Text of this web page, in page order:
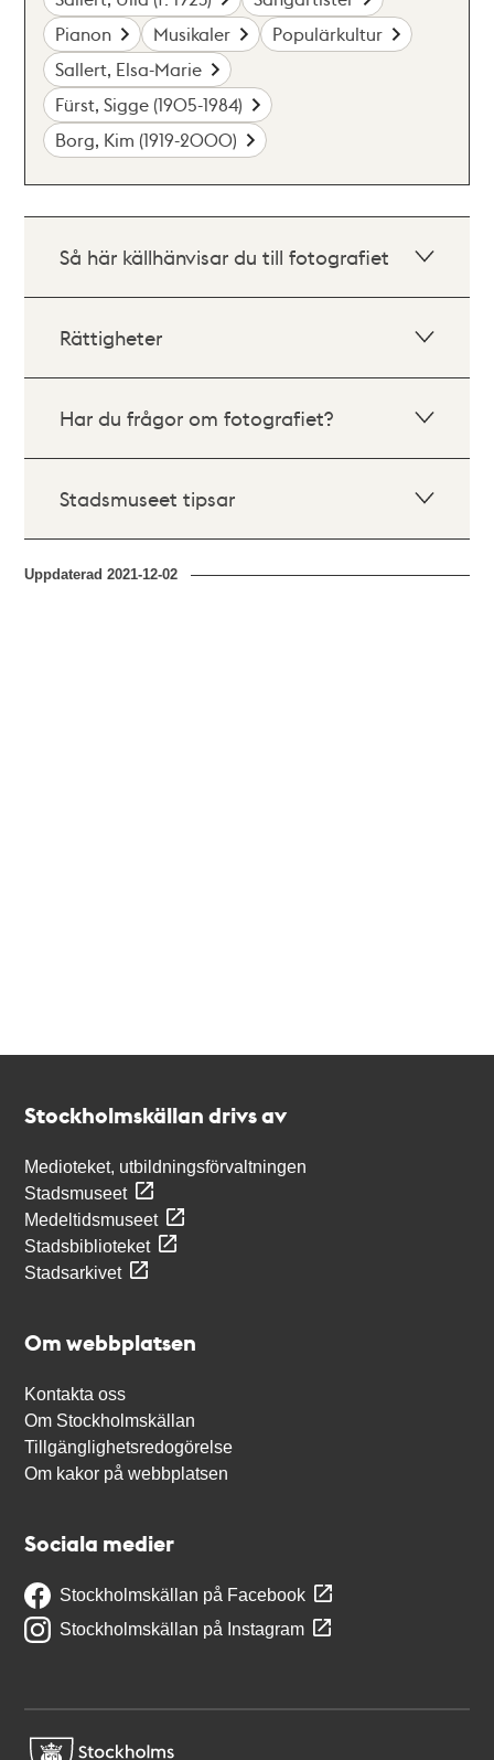
Pianon
Musikaler
Populärkultur
Sallert, Elsa-Marie
Fürst, Sigge (1905-1984)
Borg, Kim (1919-2000)
Så här källhänvisar du till fotografiet
Rättigheter
Har du frågor om fotografiet?
Stadsmuseet tipsar
Uppdaterad2021-12-02
Stockholmskällan drivs av
Medioteket, utbildningsförvaltningen
Stadsmuseet
Medeltidsmuseet
Stadsbiblioteket
Stadsarkivet
Om webbplatsen
Kontakta oss
Om Stockholmskällan
Tillgänglighetsredogörelse
Om kakor på webbplatsen
Sociala medier
Stockholmskällan på Facebook
Stockholmskällan på Instagram